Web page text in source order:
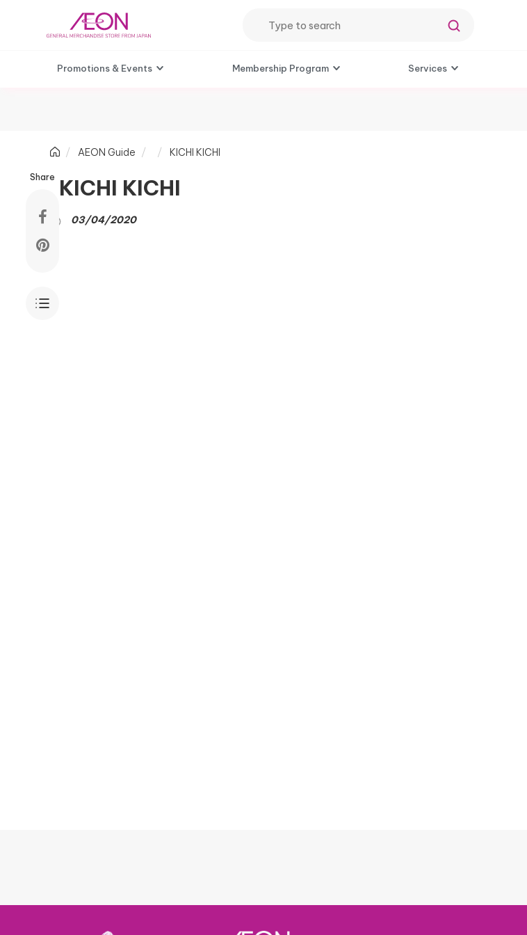
Promotions & Events Membership Program Services
AEON Guide KICHI KICHI
Share KICHI KICHI
03/04/2020